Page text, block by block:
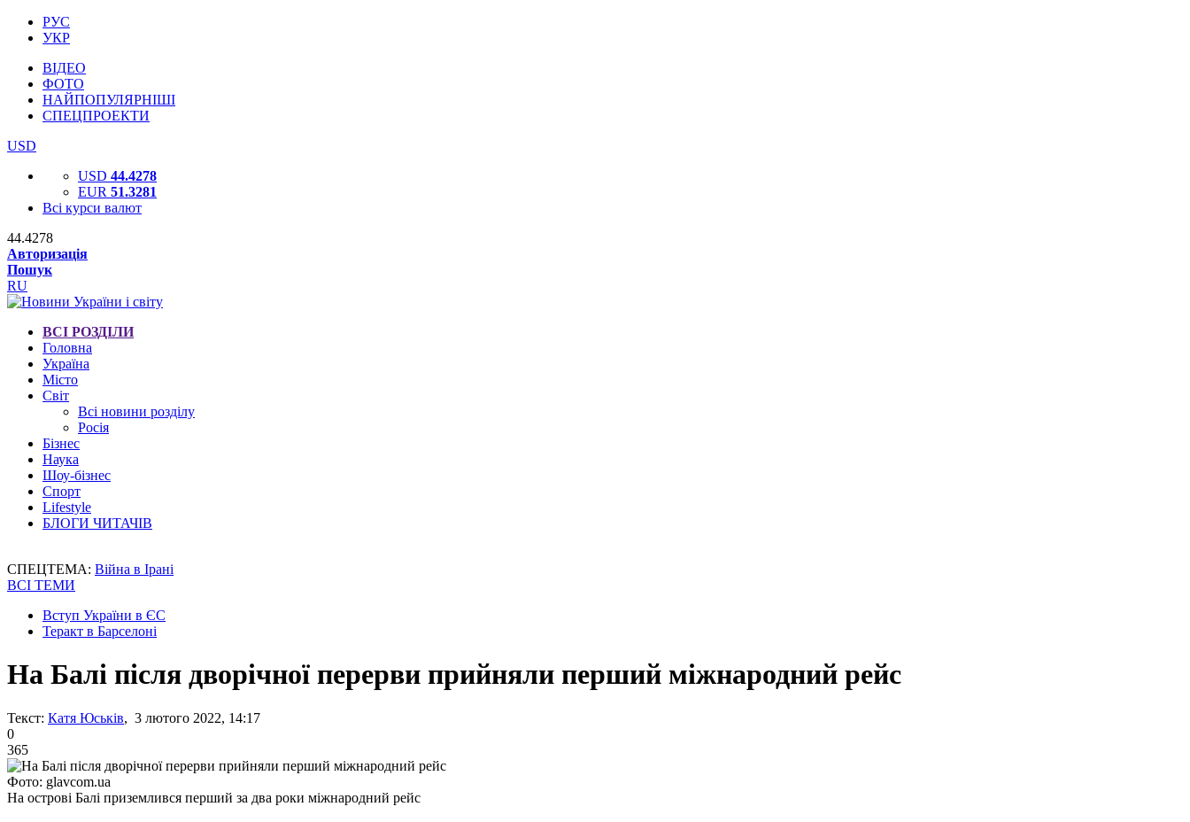
РУС
УКР
ВІДЕО
ФОТО
НАЙПОПУЛЯРНІШІ
СПЕЦПРОЕКТИ
USD
USD 44.4278
EUR 51.3281
Всі курси валют
44.4278
Авторизація
Пошук
RU
ВСІ РОЗДІЛИ
Головна
Україна
Місто
Світ
Всі новини розділу
Росія
Бізнес
Наука
Шоу-бізнес
Спорт
Lifestyle
БЛОГИ ЧИТАЧІВ
СПЕЦТЕМА: Війна в Ірані
ВСІ ТЕМИ
Вступ України в ЄС
Теракт в Барселоні
На Балі після дворічної перерви прийняли перший міжнародний рейс
Текст: Катя Юськів, 3 лютого 2022, 14:17
0
365
Фото: glavcom.ua
На острові Балі приземлився перший за два роки міжнародний рейс